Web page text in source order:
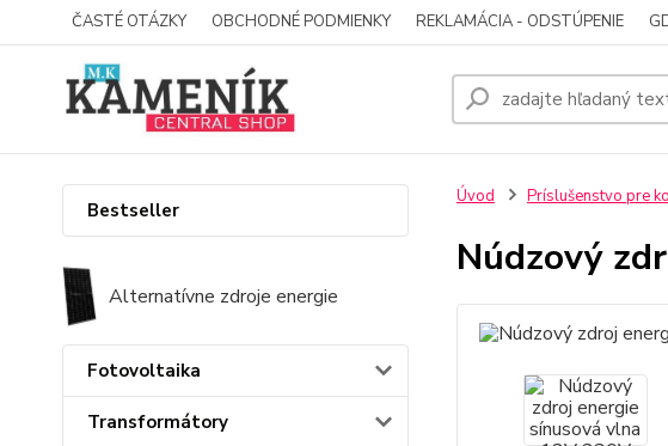
ČASTÉ OTÁZKY OBCHODNÉ PODMIENKY REKLAMÁCIA - ODSTÚPENIE
Bestseller
Alternatívne zdroje energie
Fotovoltaika
Transformátory
Úvod Príslušenstvo pre
Núdzový